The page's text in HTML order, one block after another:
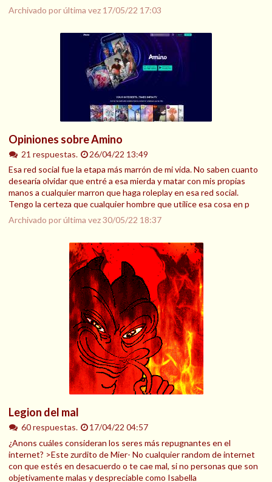
Archivado por última vez 17/05/22 17:03
Opiniones sobre Amino
21 respuestas.
26/04/22 13:49
Esa red social fue la etapa más marrón de mi vida. No saben cuanto
desearía olvidar que entré a esa mierda y matar con mis propias
manos a cualquier marron que haga roleplay en esa red social.
Tengo la certeza que cualquier hombre que utilice esa cosa en p
Archivado por última vez30/05/22 18:37
Legion del mal
60 respuestas.
17/04/22 04:57
¿Anons cuáles consideran los seres más repugnantes en el
internet? >Este zurdito de Mier- No cualquier random de internet
con que estés en desacuerdo o te cae mal, si no personas que son
objetivamente malas y despreciable como Isabella